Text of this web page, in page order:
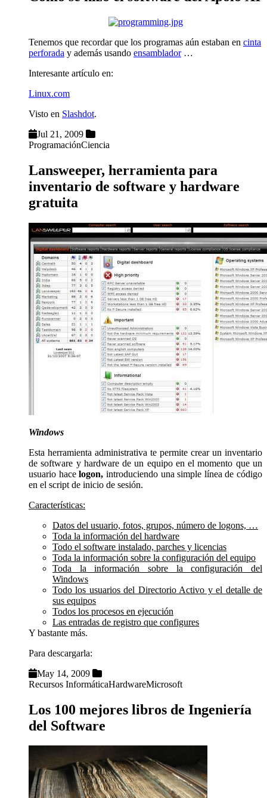
Tenemos que recordar que los programas aún estaban en cinta
perforada y además usando ensamblador…
Interesante artículo en:
Linux.com
Visto en Slashdot.
Jul 21, 2009
ProgramaciónCiencia
Lansweeper, herramienta para
inventario de software y hardware
gratuita
Windows
Esta herramienta administrativa te permite crear un inventario
de software y hardware de un equipo en el momento que un
usuario hacelogon, introduciendo una simple línea de código
en el script de inicio de sesión.
Características:
Datos del usuario, fotos, grupos, número de logons, …
Toda la información del hardware
Todo el software instalado, parches y licencias
Toda la información sobre la configuración del equipo
Toda la información sobre la configuración del
Windows
Todo los usuarios del Directorio Activo y el detalle de
sus equipos
Todos los procesos en ejecución
Las entradas de registro que configures
Y bastante más.
Para descargarla:
May 14, 2009
Recursos InformáticaHardwareMicrosoft
Los 100 mejores libros de Ingeniería
del Software